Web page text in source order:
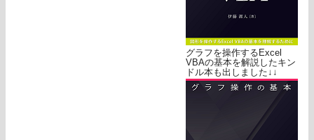
グラフを操作するExcel
VBAの基本を解説したキン
ドル本も出しました↓↓